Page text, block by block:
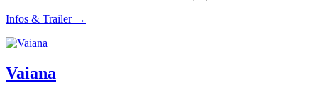
Infos & Trailer →
Vaiana